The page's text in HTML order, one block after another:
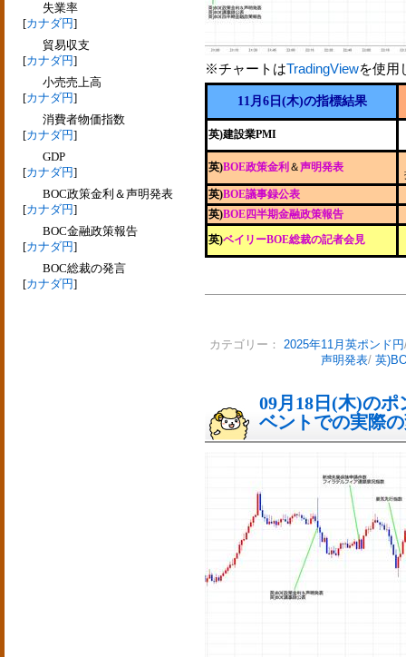
失業率
[カナダ円]
貿易収支
[カナダ円]
小売売上高
[カナダ円]
消費者物価指数
[カナダ円]
GDP
[カナダ円]
BOC政策金利＆声明発表
[カナダ円]
BOC金融政策報告
[カナダ円]
BOC総裁の発言
[カナダ円]
※チャートはTradingViewを使用
11月6日(木)の指標結果
英)建設業PMI
英)BOE政策金利 ＆声明発表
英)BOE議事録公表
英)BOE四半期金融政策報告
英)ベイリーBOE総裁の記者会見
カテゴリー： 2025年11月英ポンド円
声明発表/ 英
09月18日(木)の
ベントでの実際